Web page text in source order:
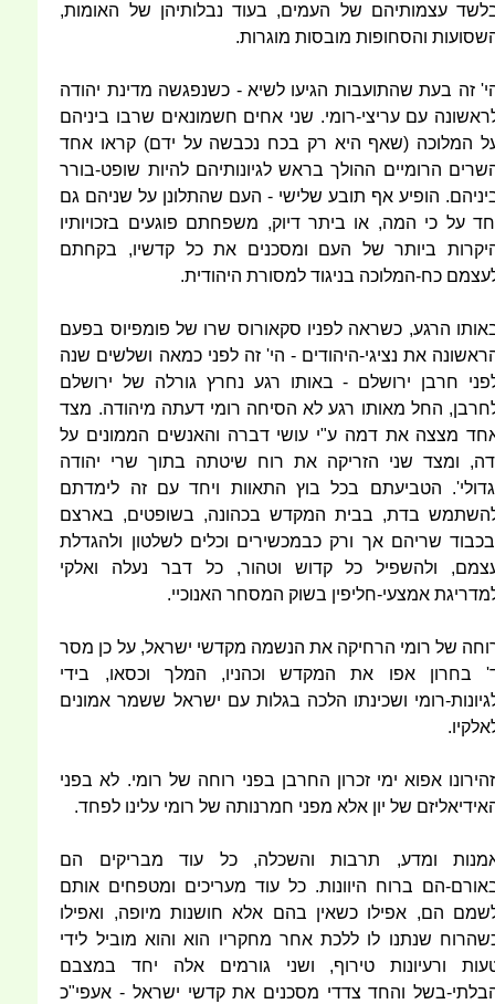
עצמותיהם של העמים, בעוד נבלותיהן של האומות,
והסחופות מובסות מוגרות.
זה בעת שהתועבות הגיעו לשיא - כשנפגשה מדינת יהודה
עם עריצי-רומי. שני אחים חשמונאים שרבו ביניהם
המלוכה (שאף היא רק בכח נכבשה על ידם) קראו אחד
הרומיים ההולך בראש לגיונותיהם להיות שופט-בורר
הופיע אף תובע שלישי - העם שהתלונן על שניהם גם
על כי המה, או ביתר דיוק, משפחתם פוגעים בזכויותיו
ביותר של העם ומסכנים את כל קדשיו, בקחתם
כח-המלוכה בניגוד למסורת היהודית.
הרגע, כשראה לפניו סקאורוס שרו של פומפיוס בפעם
את נציגי-היהודים - הי' זה לפני כמאה ושלשים שנה
חרבן ירושלם - באותו רגע נחרץ גורלה של ירושלם
החל מאותו רגע לא הסיחה רומי דעתה מיהודה. מצד
מצצה את דמה ע"י עושי דברה והאנשים הממונים על
ומצד שני הזריקה את רוח שיטתה בתוך שרי יהודה
הטביעתם בכל בוץ התאוות ויחד עם זה לימדתם
בדת, בבית המקדש בכהונה, בשופטים, בארצם
שריהם אך ורק כבמכשירים וכלים לשלטון ולהגדלת
ולהשפיל כל קדוש וטהור, כל דבר נעלה ואלקי
אמצעי-חליפין בשוק המסחר האנוכיי.
של רומי הרחיקה את הנשמה מקדשי ישראל, על כן מסר
בחרון אפו את המקדש וכהניו, המלך וכסאו, בידי
רומי ושכינתו הלכה בגלות עם ישראל ששמר אמונים
אפוא ימי זכרון החרבן בפני רוחה של רומי. לא בפני
של יון אלא מפני חמרנותה של רומי עלינו לפחד.
ומדע, תרבות והשכלה, כל עוד מבריקים הם
הם ברוח היוונות. כל עוד מעריכים ומטפחים אותם
הם, אפילו כשאין בהם אלא חושנות מיופה, ואפילו
שנתנו לו ללכת אחר מחקריו הוא והוא מוביל לידי
ורעיונות טירוף, ושני גורמים אלה יחד במצבם
בשל והחד צדדי מסכנים את קדשי ישראל - אעפי"כ